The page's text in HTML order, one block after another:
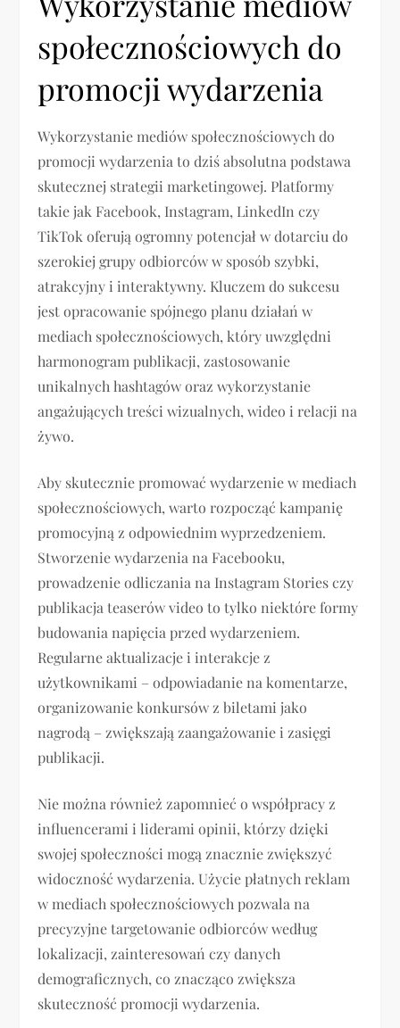
społecznościowych do
promocji wydarzenia
Wykorzystanie mediów społecznościowych do
promocji wydarzenia to dziś absolutna podstawa
skutecznej strategii marketingowej. Platformy
takie jak Facebook, Instagram, LinkedIn czy
TikTok oferują ogromny potencjał w dotarciu do
szerokiej grupy odbiorców w sposób szybki,
atrakcyjny i interaktywny. Kluczem do sukcesu
jest opracowanie spójnego planu działań w
mediach społecznościowych, który uwzględni
harmonogram publikacji, zastosowanie
unikalnych hashtagów oraz wykorzystanie
angażujących treści wizualnych, wideo i relacji na
żywo.
Aby skutecznie promować wydarzenie w mediach
społecznościowych, warto rozpocząć kampanię
promocyjną z odpowiednim wyprzedzeniem.
Stworzenie wydarzenia na Facebooku,
prowadzenie odliczania na Instagram Stories czy
publikacja teaserów video to tylko niektóre formy
budowania napięcia przed wydarzeniem.
Regularne aktualizacje i interakcje z
użytkownikami – odpowiadanie na komentarze,
organizowanie konkursów z biletami jako
nagrodą – zwiększają zaangażowanie i zasięgi
publikacji.
Nie można również zapomnieć o współpracy z
influencerami i liderami opinii, którzy dzięki
swojej społeczności mogą znacznie zwiększyć
widoczność wydarzenia. Użycie płatnych reklam
w mediach społecznościowych pozwala na
precyzyjne targetowanie odbiorców według
lokalizacji, zainteresowań czy danych
demograficznych, co znacząco zwiększa
skuteczność promocji wydarzenia.